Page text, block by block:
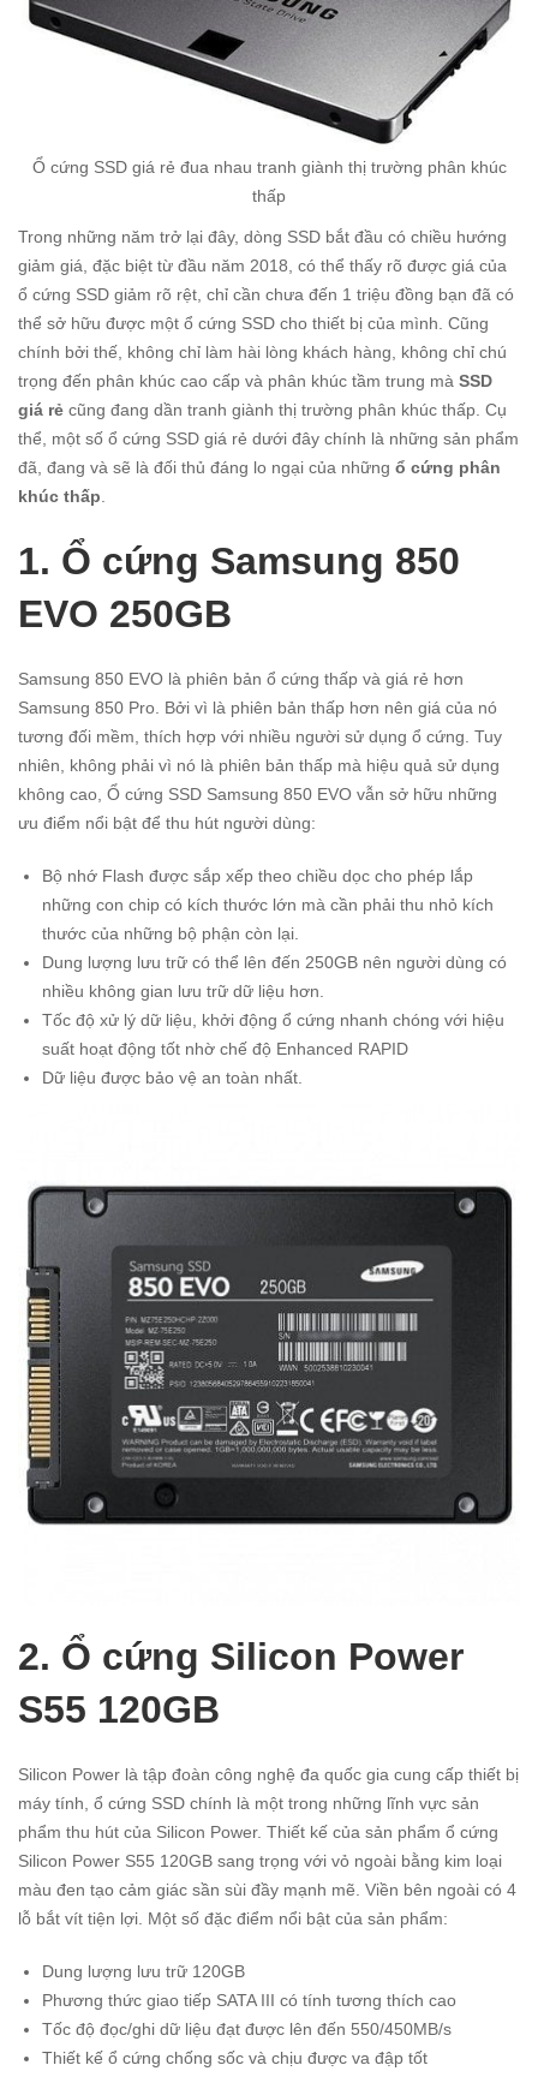
Ổ cứng SSD giá rẻ đua nhau tranh giành thị trường phân khúc
thấp
Trong những năm trở lại đây, dòng SSD bắt đầu có chiều hướng
giảm giá, đặc biệt từ đầu năm 2018, có thể thấy rõ được giá của
ổ cứng SSD giảm rõ rệt, chỉ cần chưa đến 1 triệu đồng bạn đã có
thể sở hữu được một ổ cứng SSD cho thiết bị của mình. Cũng
chính bởi thế, không chỉ làm hài lòng khách hàng, không chỉ chú
trọng đến phân khúc cao cấp và phân khúc tầm trung mà SSD
giá rẻ cũng đang dần tranh giành thị trường phân khúc thấp. Cụ
thể, một số ổ cứng SSD giá rẻ dưới đây chính là những sản phẩm
đã, đang và sẽ là đối thủ đáng lo ngại của những ổ cứng phân
khúc thấp
1. Ổ cứng Samsung 850
EVO 250GB
Samsung 850 EVO là phiên bản ổ cứng thấp và giá rẻ hơn
Samsung 850 Pro. Bởi vì là phiên bản thấp hơn nên giá của nó
tương đối mềm, thích hợp với nhiều người sử dụng ổ cứng. Tuy
nhiên, không phải vì nó là phiên bản thấp mà hiệu quả sử dụng
không cao, Ổ cứng SSD Samsung 850 EVO vẫn sở hữu những
ưu điểm nổi bật để thu hút người dùng:
Bộ nhớ Flash được sắp xếp theo chiều dọc cho phép lắp
những con chip có kích thước lớn mà cần phải thu nhỏ kích
thước của những bộ phận còn lại.
Dung lượng lưu trữ có thể lên đến 250GB nên người dùng có
nhiều không gian lưu trữ dữ liệu hơn.
Tốc độ xử lý dữ liệu, khởi động ổ cứng nhanh chóng với hiệu
suất hoạt động tốt nhờ chế độ Enhanced RAPID
Dữ liệu được bảo vệ an toàn nhất.
2. Ổ cứng Silicon Power
S55 120GB
Silicon Power là tập đoàn công nghệ đa quốc gia cung cấp thiết bị
máy tính, ổ cứng SSD chính là một trong những lĩnh vực sản
phẩm thu hút của Silicon Power. Thiết kế của sản phẩm ổ cứng
Silicon Power S55 120GB sang trọng với vỏ ngoài bằng kim loại
màu đen tạo cảm giác sần sùi đầy mạnh mẽ. Viền bên ngoài có 4
lỗ bắt vít tiện lợi. Một số đặc điểm nổi bật của sản phẩm:
Dung lượng lưu trữ 120GB
Phương thức giao tiếp SATA III có tính tương thích cao
Tốc độ đọc/ghi dữ liệu đạt được lên đến 550/450MB/s
Thiết kế ổ cứng chống sốc và chịu được va đập tốt